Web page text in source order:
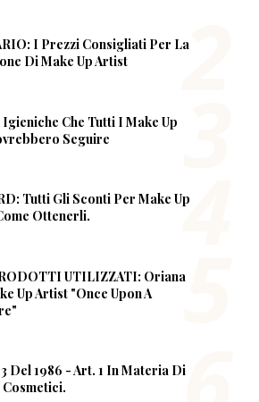
I Prezzi Consigliati Per La
Di Make Up Artist
Igieniche Che Tutti I Make Up
Seguire
Tutti Gli Sconti Per Make Up
Ottenerli.
UTILIZZATI: Oriana
Up Artist "Once Upon A
Del 1986 - Art. 1 In Materia Di